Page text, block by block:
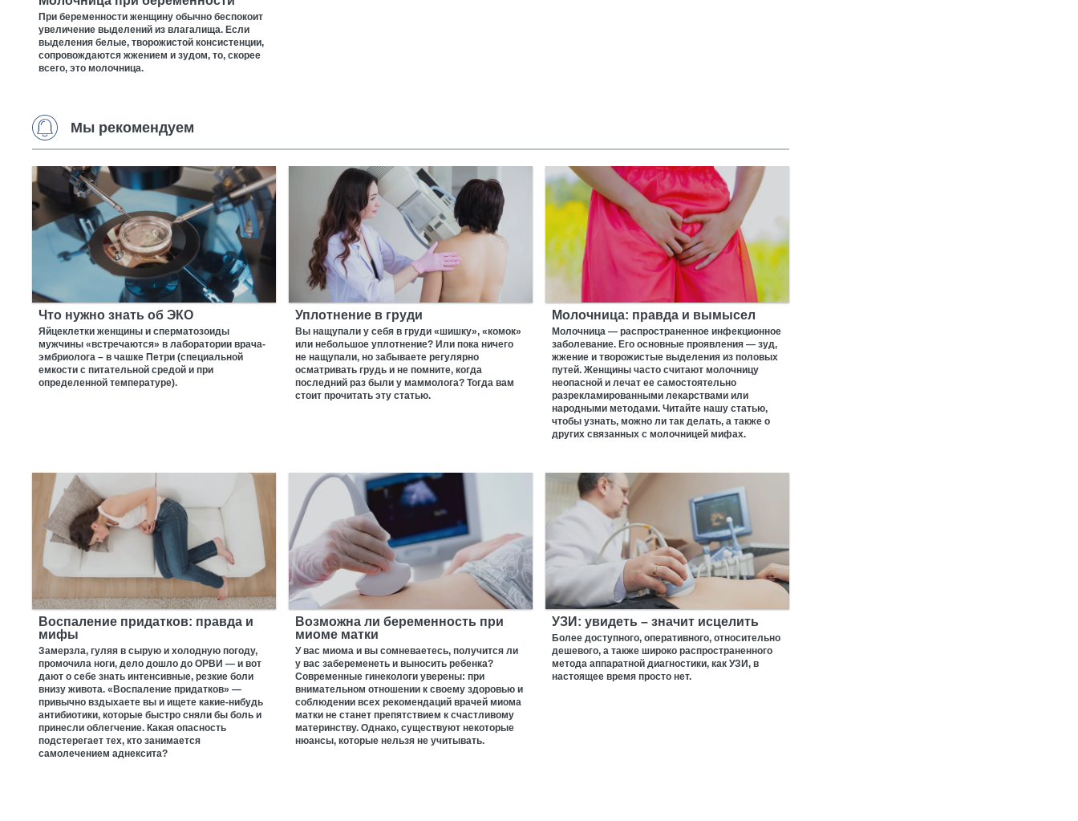
При беременности женщину обычно беспокоит
увеличение выделений из влагалища. Если
выделения белые, творожистой консистенции,
сопровождаются жжением и зудом, то, скорее
всего, это молочница.
Мы рекомендуем
Что нужно знать об ЭКО
Яйцеклетки женщины и сперматозоиды
мужчины «встречаются» в лаборатории врача-
эмбриолога – в чашке Петри (специальной
емкости с питательной средой и при
определенной температуре).
Уплотнение в груди
Вы нащупали у себя в груди «шишку», «комок»
или небольшое уплотнение? Или пока ничего
не нащупали, но забываете регулярно
осматривать грудь и не помните, когда
последний раз были у маммолога? Тогда вам
стоит прочитать эту статью.
Молочница: правда и вымысел
Молочница — распространенное инфекционное
заболевание. Его основные проявления — зуд,
жжение и творожистые выделения из половых
путей. Женщины часто считают молочницу
неопасной и лечат ее самостоятельно
разрекламированными лекарствами или
народными методами. Читайте нашу статью,
чтобы узнать, можно ли так делать, а также о
других связанных с молочницей мифах.
Воспаление придатков: правда и
мифы
Замерзла, гуляя в сырую и холодную погоду,
промочила ноги, дело дошло до ОРВИ — и вот
дают о себе знать интенсивные, резкие боли
внизу живота. «Воспаление придатков» —
привычно вздыхаете вы и ищете какие-нибудь
антибиотики, которые быстро сняли бы боль и
принесли облегчение. Какая опасность
подстерегает тех, кто занимается
самолечением аднексита?
Возможна ли беременность при
миоме матки
У вас миома и вы сомневаетесь, получится ли
у вас забеременеть и выносить ребенка?
Современные гинекологи уверены: при
внимательном отношении к своему здоровью и
соблюдении всех рекомендаций врачей миома
матки не станет препятствием к счастливому
материнству. Однако, существуют некоторые
нюансы, которые нельзя не учитывать.
УЗИ: увидеть – значит исцелить
Более доступного, оперативного, относительно
дешевого, а также широко распространенного
метода аппаратной диагностики, как УЗИ, в
настоящее время просто нет.